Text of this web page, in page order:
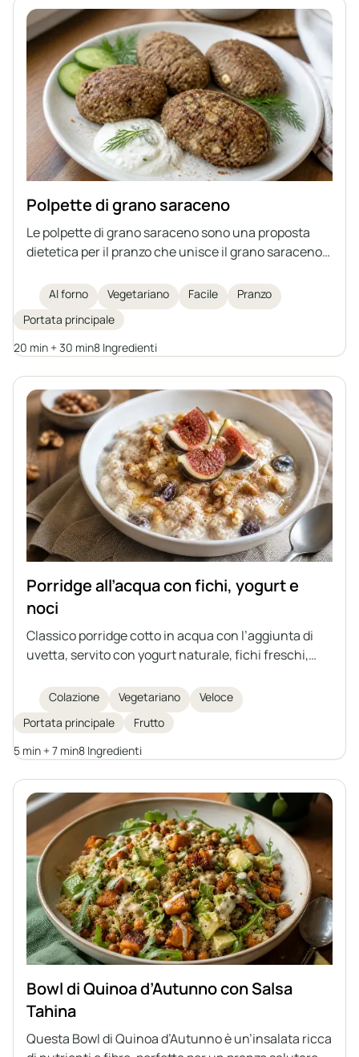
Polpette di grano saraceno
Le polpette di grano saraceno sono una proposta
dietetica per il pranzo che unisce il grano saraceno
crusca. Sono cotte al forno, non fritte, risultando
così più leggere e ricche di fibre e proteine. È un
piatto facile e veloce da preparare, ideale come
alternativa salutare alle tradizionali polpette.
Al forno Vegetariano Facile
Pranzo
Portata principale
20 min + 30 min8 Ingredienti
Porridge all’acqua con fichi, yogurt e
noci
Classico porridge cotto in acqua con l’aggiunta di
uvetta, servito con yogurt naturale, fichi freschi,
colazione o una cena veloce, sana e leggera.
Ognuno può arricchire il porridge con la propria
frutta preferita o alternative per creare la propria
versione di questo classico della colazione.
Colazione Vegetariano
Veloce
Portata principale
Frutto
5 min + 7 min8 Ingredienti
Bowl di Quinoa d’Autunno con Salsa
Tahina
Questa Bowl di Quinoa d’Autunno è un’insalata ricca